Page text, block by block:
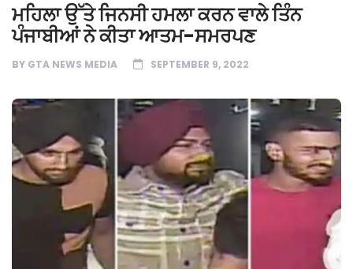
ਮਹਿਲਾ ਉੱਤੇ ਜਿਨਸੀ ਹਮਲਾ ਕਰਨ ਵਾਲੇ ਤਿੰਨ
ਪੰਜਾਬੀਆਂ ਨੇ ਕੀਤਾ ਆਤਮ-ਸਮਰਪਣ
BY GTA NEWS MEDIA SEPTEMBER 9, 2022